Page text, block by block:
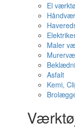
El
Maler
Asfalt
Kemi,